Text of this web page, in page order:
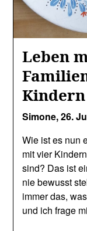
Leben
Kindern
Simone,26.
Wie ist es nun
mit vier
sind? Das ist
nie bewusst
immer das,
und ich frage